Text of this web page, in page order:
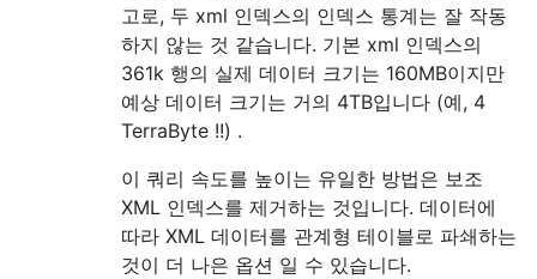
고로, 두 xml 인덱스의 인덱스 통계는 잘 작동
하지 않는 것 같습니다. 기본 xml 인덱스의
361k 행의 실제 데이터 크기는 160MB이지만
예상 데이터 크기는 거의 4TB입니다 (예, 4
TerraByte !!) .
이 쿼리 속도를 높이는 유일한 방법은 보조
XML 인덱스를 제거하는 것입니다. 데이터에
따라 XML 데이터를 관계형 테이블로 파쇄하는
것이 더 나은 옵션 일 수 있습니다.